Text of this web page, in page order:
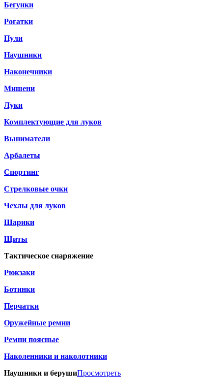
Бегунки
Рогатки
Пули
Наушники
Наконечники
Мишени
Луки
Комплектующие для луков
Выниматели
Арбалеты
Спортинг
Стрелковые очки
Чехлы для луков
Шарики
Щиты
Тактическое снаряжение
Рюкзаки
Ботинки
Перчатки
Оружейные ремни
Ремни поясные
Наколенники и наколотники
Наушники и берушиПросмотреть